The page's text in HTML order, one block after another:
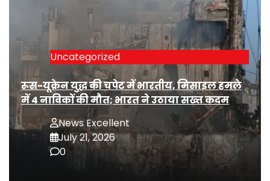
Uncategorized
रूस-यूक्रेन युद्ध की चपेट में भारतीय, मिसाइल हमले
में 4 नाविकों की मौत; भारत ने उठाया सख्त कदम
News Excellent
July 21, 2026
0